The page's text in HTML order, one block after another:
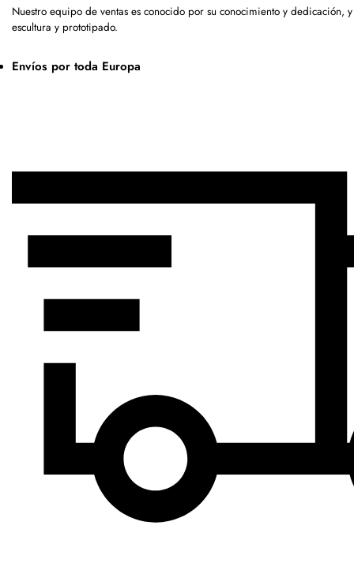
Nuestro equipo de ventas es conocido por su conocimiento y dedicación,
escultura y prototipado.
Envíos por toda Europa